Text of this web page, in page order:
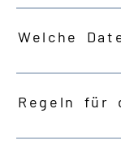
Welche
Regeln für